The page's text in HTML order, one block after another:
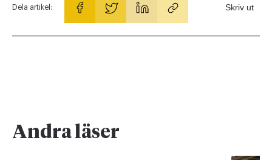
Dela artikel: Skriv ut
Andra läser